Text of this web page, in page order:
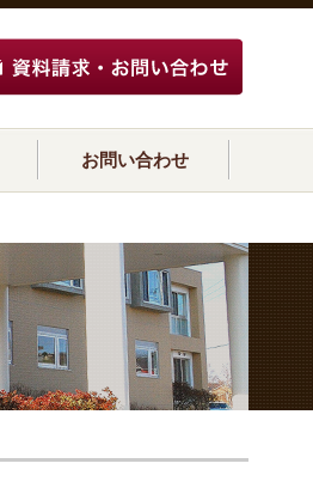
お問い合わせ